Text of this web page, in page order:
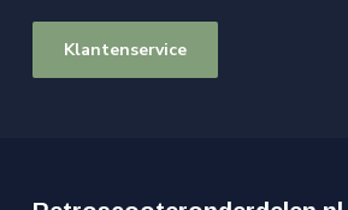
Klantenservice